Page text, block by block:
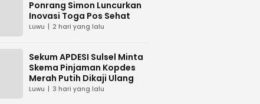
Ponrang Simon Luncurkan
Inovasi Toga Pos Sehat
Luwu 2 hari yang lalu
Sekum APDESI Sulsel Minta
Skema Pinjaman Kopdes
Merah Putih Dikaji Ulang
Luwu 3 hari yang lalu